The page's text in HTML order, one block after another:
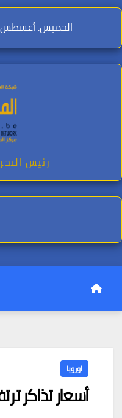
Skip
content
الخميس. أغسطس 6th, 2026
رئيس
اوروبا
أسعار تذاكر